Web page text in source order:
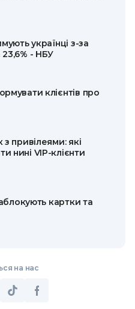
українці з-за
- НБУ
клієнтів про
привілеями: які
нині VIP-клієнти
картки та
на нас